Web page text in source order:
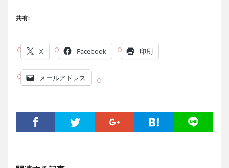
共有:
X Facebook 印刷
メールアドレス